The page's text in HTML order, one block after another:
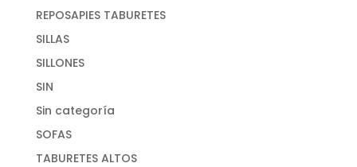
REPOSAPIES TABURETES
SILLAS
SILLONES
SIN
Sin categoría
SOFAS
TABURETES ALTOS